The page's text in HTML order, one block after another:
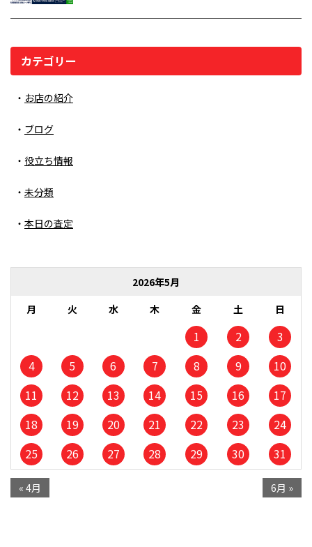
カテゴリー
お店の紹介
ブログ
役立ち情報
未分類
本日の査定
2026年5月
月
火 水 木 金 土 日
1 2
3
4
5 6 7 8 9
10
11
12 13 14 15 16
17
18
19 20 21 22 23
24
25
26 27 28 29 30 31
« 4月 6月 »